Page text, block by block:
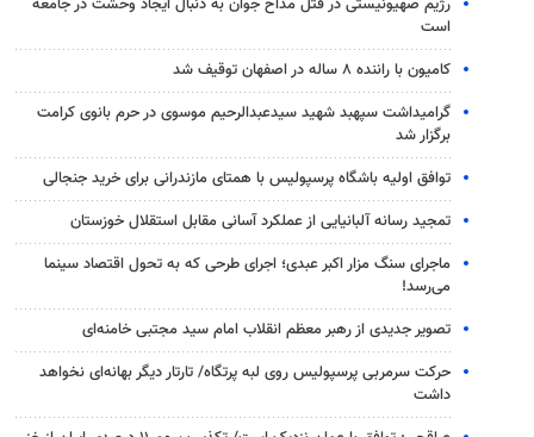
رژیم صهیونیستی در قتل مداح جوان به دنبال ایجاد وحشت در جامعه
است
کامیون با راننده ۸ ساله در اصفهان توقیف شد
گرامیداشت سپهبد شهید سیدعبدالرحیم موسوی در حرم بانوی کرامت
برگزار شد
توافق اولیه باشگاه پرسپولیس با همتای مازندرانی برای خرید جنجالی
تمجید رسانه آلبانیایی از عملکرد آسانی مقابل استقلال خوزستان
ماجرای سنگ مزار اکبر عبدی؛ اجرای طرحی که به تحول اقتصاد سینما
می‌رسد!
تصویر جدیدی از رهبر معظم انقلاب امام سید مجتبی خامنه‌ای
حرکت سرمربی پرسپولیس روی لبه پرتگاه/ تارتار دیگر بهانه‌ای نخواهد
داشت